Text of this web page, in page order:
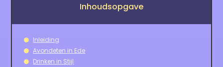
Inhoudsopgave
Inleiding
Avondeten in Ede
Drinken in Stijl